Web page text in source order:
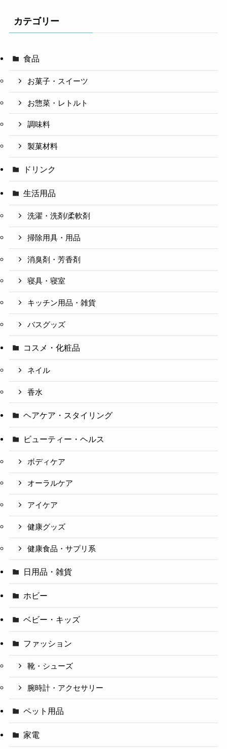
カテゴリー
食品
お菓子・スイーツ
お惣菜・レトルト
調味料
製菓材料
ドリンク
生活用品
洗濯・洗剤/柔軟剤
掃除用具・用品
消臭剤・芳香剤
寝具・寝室
キッチン用品・雑貨
バスグッズ
コスメ・化粧品
ネイル
香水
ヘアケア・スタイリング
ビューティー・ヘルス
ボディケア
オーラルケア
アイケア
健康グッズ
健康食品・サプリ系
日用品・雑貨
ホビー
ベビー・キッズ
ファッション
靴・シューズ
腕時計・アクセサリー
ペット用品
家電